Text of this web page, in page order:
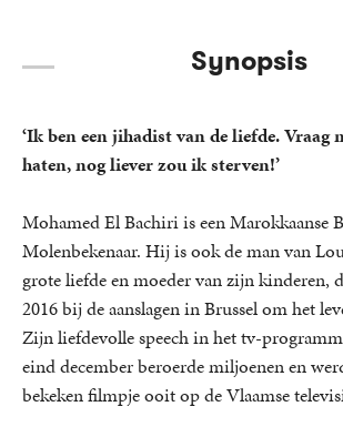
Synopsis
‘Ik ben een jihadist van de liefde. Vraag
haten, nog liever zou ik sterven!’
Mohamed El Bachiri is een Marokkaanse
Molenbekenaar. Hij is ook de man van
grote liefde en moeder van zijn kinderen,
2016 bij de aanslagen in Brussel om het
Zijn liefdevolle speech in het tv-
eind december beroerde miljoenen en
bekeken filmpje ooit op de Vlaamse